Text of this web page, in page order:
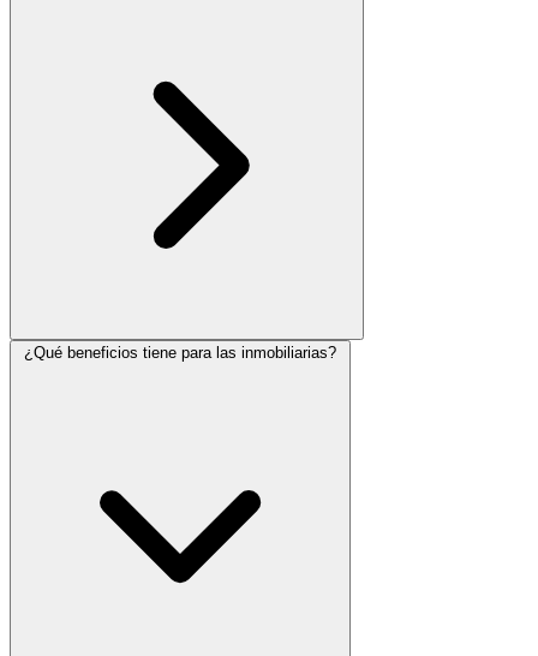
¿Qué beneficios tiene para las inmobiliarias?